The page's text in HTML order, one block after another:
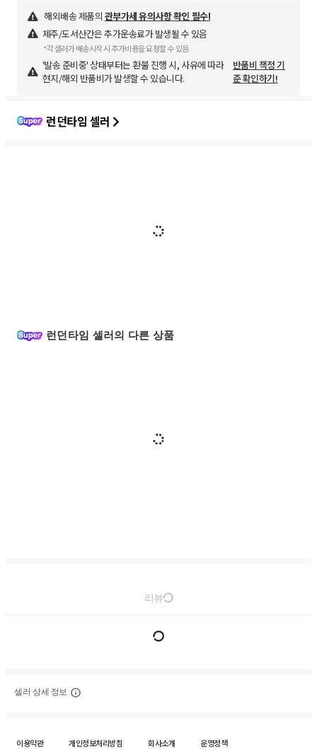
해외배송 제품의 관부가세 유의사항 확인 필수!
제주/도서산간은 추가운송료가 발생될 수 있음
*각 셀러가 배송시작 시 추가비용을 요청할 수 있음
'발송 준비중' 상태부터는 환불 진행 시, 사유에 따라
현지/해외 반품비가 발생할 수 있습니다.
반품비 책정 기
준 확인하기!
런던타임 셀러
런던타임 셀러의 다른 상품
리뷰
셀러 상세 정보
이용약관 개인정보처리방침 회사소개
운영정책